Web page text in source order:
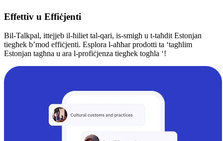
Effettiv u Effiċjenti
Bil-Talkpal, ittejjeb il-ħiliet tal-qari, is-smigħ u t-taħdit Estonjan
tiegħek b’mod effiċjenti. Esplora l-aħħar prodotti ta ‘tagħlim
Estonjan tagħna u ara l-profiċjenza tiegħek togħla ‘!